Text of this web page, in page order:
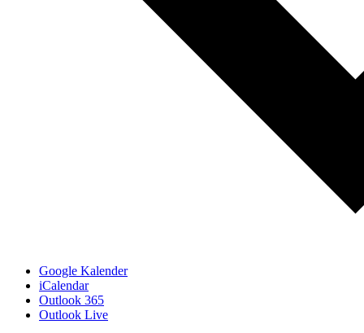
Google Kalender
iCalendar
Outlook 365
Outlook Live